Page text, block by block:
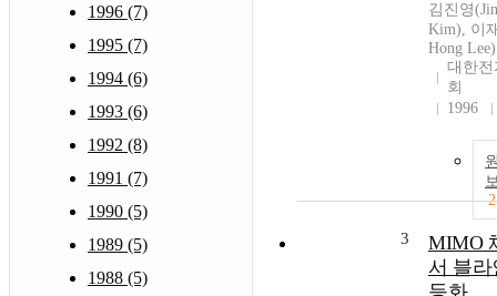
1996 (7)
1995 (7)
1994 (6)
1993 (6)
1992 (8)
1991 (7)
1990 (5)
1989 (5)
1988 (5)
김진영
Kim), 이
Hong Lee)
대한
회
1996
2
3
MIMO
서 블라